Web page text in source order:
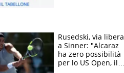
Rusedski, via libera
a Sinner: "Alcaraz
ha zero possibilità
per lo US Open, il